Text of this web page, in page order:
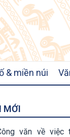
& miền núi
MỚI
văn về việc